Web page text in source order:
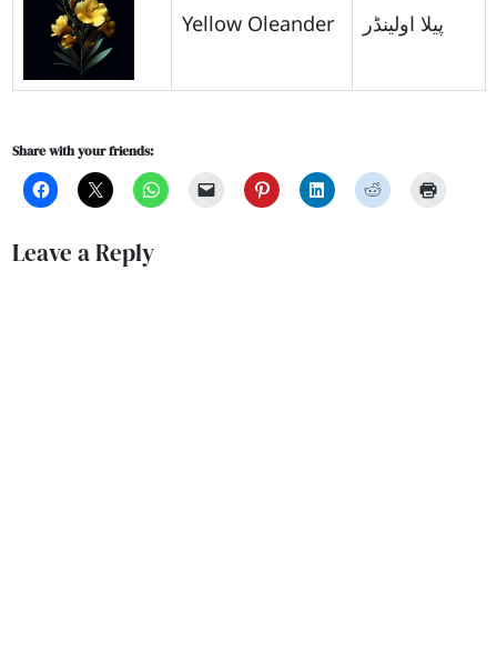
Yellow Oleander پیلا اولینڈر
Share with your friends:
Leave a Reply